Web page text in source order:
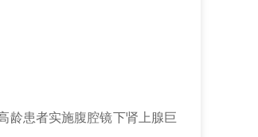
龄患者实施腹腔镜下肾上腺巨